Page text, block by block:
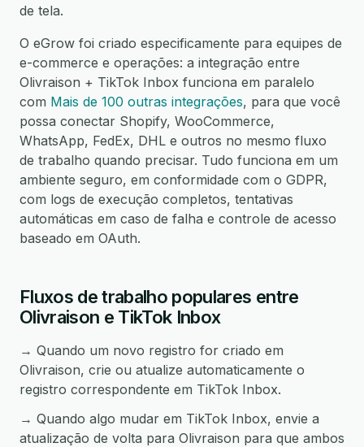
de tela.
O eGrow foi criado especificamente para equipes de
e-commerce e operações: a integração entre
Olivraison + TikTok Inbox funciona em paralelo
com Mais de 100 outras integrações, para que você
possa conectar Shopify, WooCommerce,
WhatsApp, FedEx, DHL e outros no mesmo fluxo
de trabalho quando precisar. Tudo funciona em um
ambiente seguro, em conformidade com o GDPR,
com logs de execução completos, tentativas
automáticas em caso de falha e controle de acesso
baseado em OAuth.
Fluxos de trabalho populares entre
Olivraison e TikTok Inbox
→ Quando um novo registro for criado em
Olivraison, crie ou atualize automaticamente o
registro correspondente em TikTok Inbox.
→ Quando algo mudar em TikTok Inbox, envie a
atualização de volta para Olivraison para que ambos